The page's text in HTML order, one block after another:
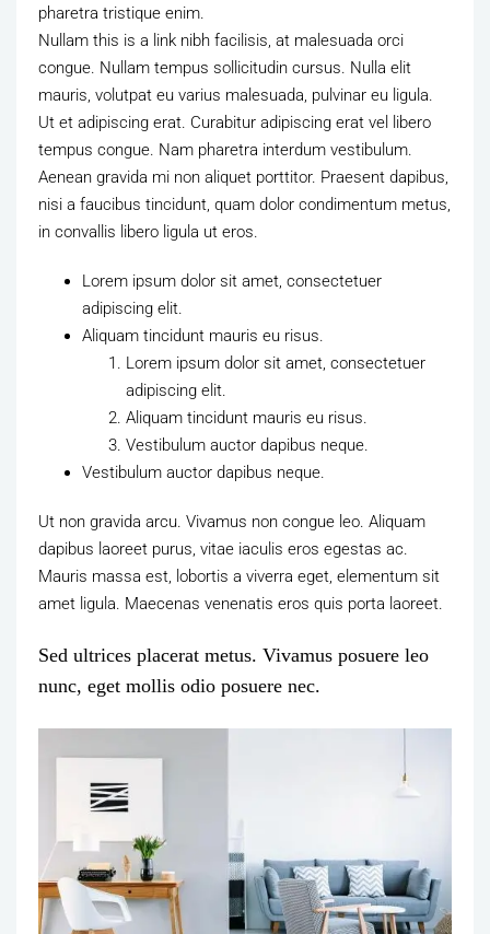
pharetra tristique enim.
Nullam this is a link nibh facilisis, at malesuada orci
congue. Nullam tempus sollicitudin cursus. Nulla elit
mauris, volutpat eu varius malesuada, pulvinar eu ligula.
Ut et adipiscing erat. Curabitur adipiscing erat vel libero
tempus congue. Nam pharetra interdum vestibulum.
Aenean gravida mi non aliquet porttitor. Praesent dapibus,
nisi a faucibus tincidunt, quam dolor condimentum metus,
in convallis libero ligula ut eros.
Lorem ipsum dolor sit amet, consectetuer
adipiscing elit.
Aliquam tincidunt mauris eu risus.
Lorem ipsum dolor sit amet, consectetuer
adipiscing elit.
Aliquam tincidunt mauris eu risus.
Vestibulum auctor dapibus neque.
Vestibulum auctor dapibus neque.
Ut non gravida arcu. Vivamus non congue leo. Aliquam
dapibus laoreet purus, vitae iaculis eros egestas ac.
Mauris massa est, lobortis a viverra eget, elementum sit
amet ligula. Maecenas venenatis eros quis porta laoreet.
Sed ultrices placerat metus. Vivamus posuere leo
nunc, eget mollis odio posuere nec.